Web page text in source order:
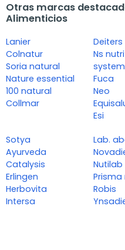
Otras marcas
Alimenticios
Lanier
Colnatur
Soria natural
Nature essential
100 natural
Collmar
Deiters
Ns
system
Fuca
Neo
Esi
Sotya
Ayurveda
Catalysis
Erlingen
Herbovita
Intersa
Lab.
Nutilab
Robis